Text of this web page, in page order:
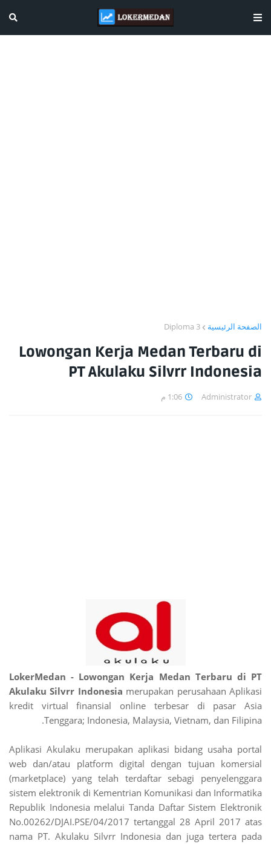
الصفحة الرئيسية Diploma 3
Lowongan Kerja Medan Terbaru di
PT Akulaku Silvrr Indonesia
Administrator 1:06 م
LokerMedan - Lowongan Kerja Medan Terbaru di PT
Akulaku Silvrr Indonesia merupakan perusahaan Aplikasi
kredit virtual finansial online terbesar di pasar Asia
Tenggara; Indonesia, Malaysia, Vietnam, dan Filipina.
Aplikasi Akulaku merupakan aplikasi bidang usaha portal
web dan/atau platform digital dengan tujuan komersial
(marketplace) yang telah terdaftar sebagi penyelenggara
sistem elektronik di Kementrian Komunikasi dan Informatika
Republik Indonesia melalui Tanda Daftar Sistem Elektronik
No.00262/DJAI.PSE/04/2017 tertanggal 28 April 2017 atas
nama PT. Akulaku Silvrr Indonesia dan juga tertera pada